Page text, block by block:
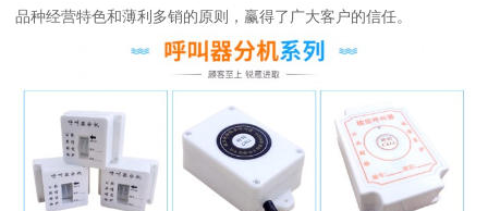
品种经营特色和薄利多销的原则，赢得了广大客户的信任。